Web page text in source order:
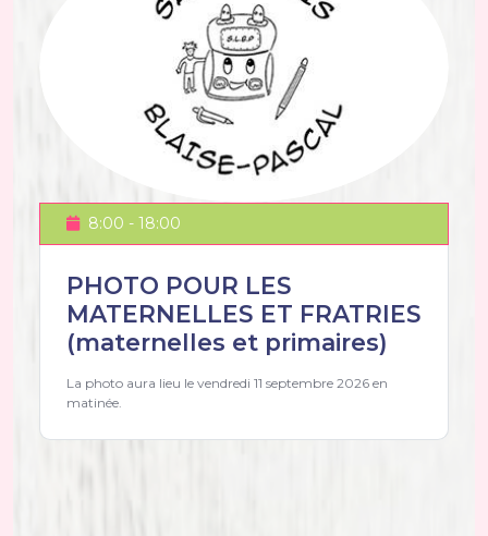
8:00 - 18:00
PHOTO POUR LES
MATERNELLES ET FRATRIES
(maternelles et primaires)
La photo aura lieu le vendredi 11 septembre 2026 en
matinée.